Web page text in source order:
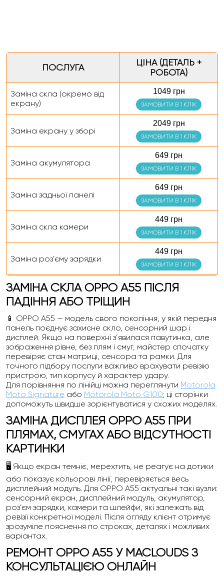
ПОСЛУГА
ЦІНА (ДЕТАЛЬ +
РОБОТА)
Заміна скла (окремо від
екрану)
1049 грн
ЗАМОВИТИ В 1 КЛІК
Заміна екрану у зборі
2049 грн
ЗАМОВИТИ В 1 КЛІК
Заміна акумулятора
649 грн
ЗАМОВИТИ В 1 КЛІК
Заміна задньої панелі
649 грн
ЗАМОВИТИ В 1 КЛІК
Заміна скла камери
449 грн
ЗАМОВИТИ В 1 КЛІК
Заміна роз’єму зарядки
449 грн
ЗАМОВИТИ В 1 КЛІК
ЗАМІНА СКЛА OPPO A55 ПІСЛЯ
ПАДІННЯ АБО ТРІЩИН
📱 OPPO A55 — модель свого покоління, у якій передня
панель поєднує захисне скло, сенсорний шар і
дисплей. Якщо на поверхні з’явилася павутинка, але
зображення рівне, без плям і смуг, майстер спочатку
перевіряє стан матриці, сенсора та рамки. Для
точного підбору послуги важливо врахувати ревізію
пристрою, тип корпусу й характер удару.
Для порівняння по лінійці можна переглянути Motorola
Moto Signature або Motorola Moto G100; ці сторінки
допоможуть швидше зорієнтуватися у схожих моделях.
ЗАМІНА ДИСПЛЕЯ OPPO A55 ПРИ
ПЛЯМАХ, СМУГАХ АБО ВІДСУТНОСТІ
КАРТИНКИ
🖥️ Якщо екран темніє, мерехтить, не реагує на дотики
або показує кольорові лінії, перевіряється весь
дисплейний модуль. Для OPPO A55 актуальні такі вузли:
сенсорний екран, дисплейний модуль, акумулятор,
роз’єм зарядки, камери та шлейфи, які залежать від
ревізії конкретної моделі. Після огляду клієнт отримує
зрозуміле пояснення по строках, деталях і можливих
варіантах.
РЕМОНТ OPPO A55 У MACLOUDS З
КОНСУЛЬТАЦІЄЮ ОНЛАЙН